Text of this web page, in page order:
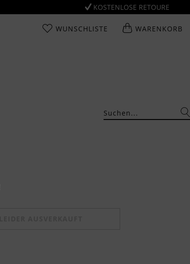
KOSTENLOSE RETOURE
WUNSCHLISTE WARENKORB